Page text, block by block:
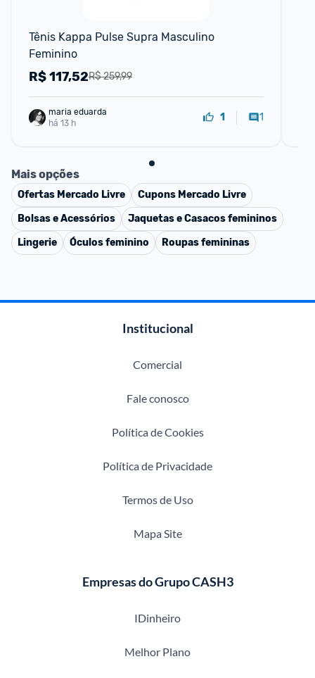
Tênis Kappa Pulse Supra Masculino
Feminino
R$ 259,99
R$117,52
maria eduarda
há 13 h
1 1
Mais opções
Ofertas Mercado Livre Cupons Mercado Livre
Bolsas e Acessórios
Jaquetas e Casacos femininos
Lingerie
Óculos feminino Roupas femininas
Institucional
Comercial
Fale conosco
Política de Cookies
Política de Privacidade
Termos de Uso
Mapa Site
Empresas do Grupo CASH3
IDinheiro
Melhor Plano